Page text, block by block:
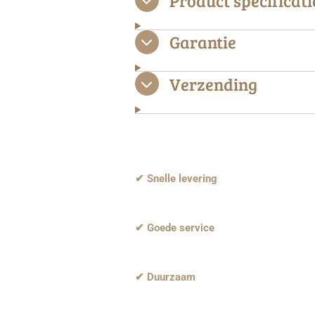
Garantie
Verzending
✔ Snelle levering
✔ Goede service
✔ Duurzaam